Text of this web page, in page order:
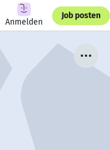
Anmelden
Job posten